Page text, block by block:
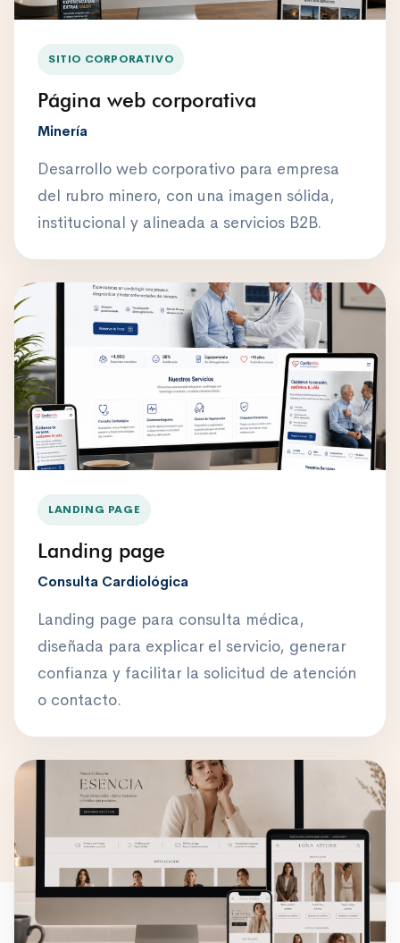
SITIO CORPORATIVO
Página web corporativa
Minería
Desarrollo web corporativo para empresa
del rubro minero, con una imagen sólida,
institucional y alineada a servicios B2B.
LANDING PAGE
Landing page
Consulta Cardiológica
Landing page para consulta médica,
diseñada para explicar el servicio, generar
confianza y facilitar la solicitud de atención
o contacto.